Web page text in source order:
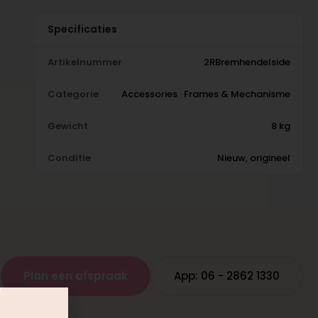
Specificaties
Artikelnummer 2RBremhendelside
Categorie Accessories · Frames & Mechanisme
Gewicht 8 kg
Conditie Nieuw, origineel
App: 06 - 2862 1330